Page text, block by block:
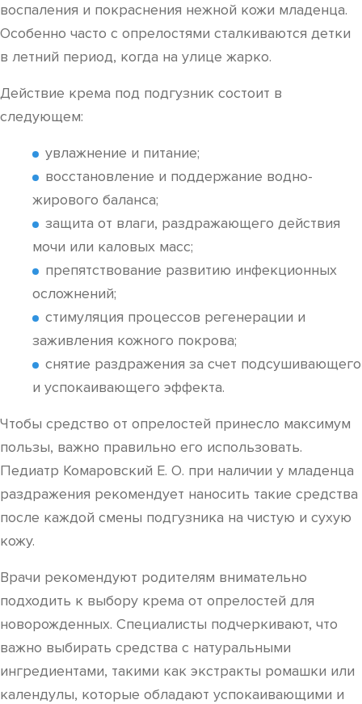
воспаления и покраснения нежной кожи младенца.
Особенно часто с опрелостями сталкиваются детки
в летний период, когда на улице жарко.
Действие крема под подгузник состоит в
следующем:
увлажнение и питание;
восстановление и поддержание водно-
жирового баланса;
защита от влаги, раздражающего действия
мочи или каловых масс;
препятствование развитию инфекционных
осложнений;
стимуляция процессов регенерации и
заживления кожного покрова;
снятие раздражения за счет подсушивающего
и успокаивающего эффекта.
Чтобы средство от опрелостей принесло максимум
пользы, важно правильно его использовать.
Педиатр Комаровский Е. О. при наличии у младенца
раздражения рекомендует наносить такие средства
после каждой смены подгузника на чистую и сухую
кожу.
Врачи рекомендуют родителям внимательно
подходить к выбору крема от опрелостей для
новорожденных. Специалисты подчеркивают, что
важно выбирать средства с натуральными
ингредиентами, такими как экстракты ромашки или
календулы, которые обладают успокаивающими и